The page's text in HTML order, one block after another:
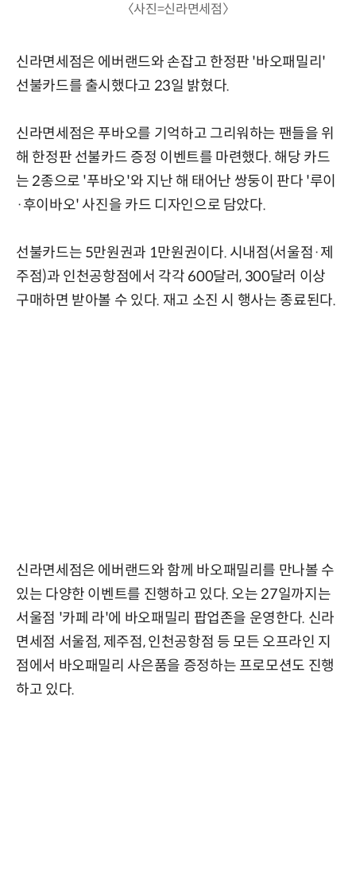
〈사진=신라면세점〉
신라면세점은 에버랜드와 손잡고 한정판 '바오패밀리'
선불카드를 출시했다고 23일 밝혔다.
신라면세점은 푸바오를 기억하고 그리워하는 팬들을 위
해 한정판 선불카드 증정 이벤트를 마련했다. 해당 카드
는 2종으로 '푸바오'와 지난 해 태어난 쌍둥이 판다 '루이
·후이바오' 사진을 카드 디자인으로 담았다.
선불카드는 5만원권과 1만원권이다. 시내점(서울점·제
주점)과 인천공항점에서 각각 600달러, 300달러 이상
구매하면 받아볼 수 있다. 재고 소진 시 행사는 종료된다.
신라면세점은 에버랜드와 함께 바오패밀리를 만나볼 수
있는 다양한 이벤트를 진행하고 있다. 오는 27일까지는
서울점 '카페 라'에 바오패밀리 팝업존을 운영한다. 신라
면세점 서울점, 제주점, 인천공항점 등 모든 오프라인 지
점에서 바오패밀리 사은품을 증정하는 프로모션도 진행
하고 있다.